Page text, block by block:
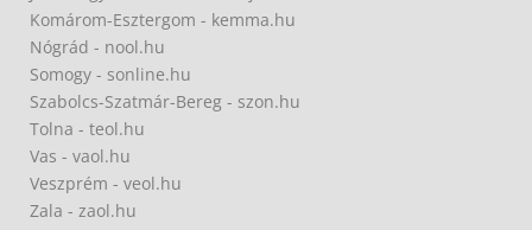
Komárom-Esztergom - kemma.hu
Nógrád - nool.hu
Somogy - sonline.hu
Szabolcs-Szatmár-Bereg - szon.hu
Tolna - teol.hu
Vas - vaol.hu
Veszprém - veol.hu
Zala - zaol.hu